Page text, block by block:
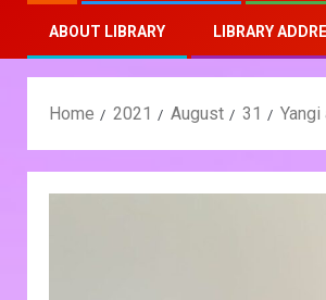
ABOUT LIBRARY LIBRARY
Home 2021 August 31